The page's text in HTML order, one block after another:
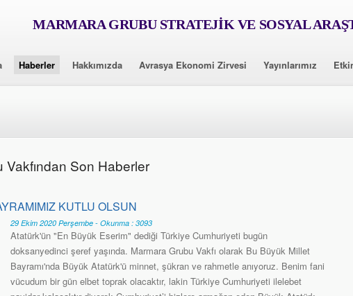
MARMARA GRUBU STRATEJİK VE SOSYAL
Haberler Hakkımızda Avrasya Ekonomi Zirvesi Yayınlarımız
Vakfından Son Haberler
KUTLU OLSUN
29 Ekim 2020 Perşembe - Okunma : 3093
Atatürk'ün "En Büyük Eserim" dediği Türkiye Cumhuriyeti bugün
doksanyedinci şeref yaşında. Marmara Grubu Vakfı olarak Bu Büyük Millet
Bayramı'nda Büyük Atatürk'ü minnet, şükran ve rahmetle anıyoruz. Benim fani
vücudum bir gün elbet toprak olacaktır, lakin Türkiye Cumhuriyeti ilelebet